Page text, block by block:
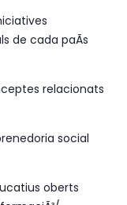
de cada paÃ­s
relacionats
social
oberts